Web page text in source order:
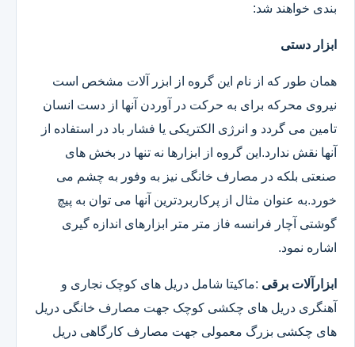
بندی خواهند شد:
ابزار دستی
همان طور که از نام این گروه از ابزر آلات مشخص است
نیروی محرکه برای به حرکت در آوردن آنها از دست انسان
تامین می گردد و انرژی الکتریکی یا فشار باد در استفاده از
آنها نقش ندارد.این گروه از ابزارها نه تنها در بخش های
صنعتی بلکه در مصارف خانگی نیز به وفور به چشم می
خورد.به عنوان مثال از پرکاربردترین آنها می توان به پیچ
گوشتی آچار فرانسه فاز متر متر ابزارهای اندازه گیری
اشاره نمود.
ابزارآلات برقی :ماکیتا شامل دریل های کوچک نجاری و
آهنگری دریل های چکشی کوچک جهت مصارف خانگی دریل
های چکشی بزرگ معمولی جهت مصارف کارگاهی دریل